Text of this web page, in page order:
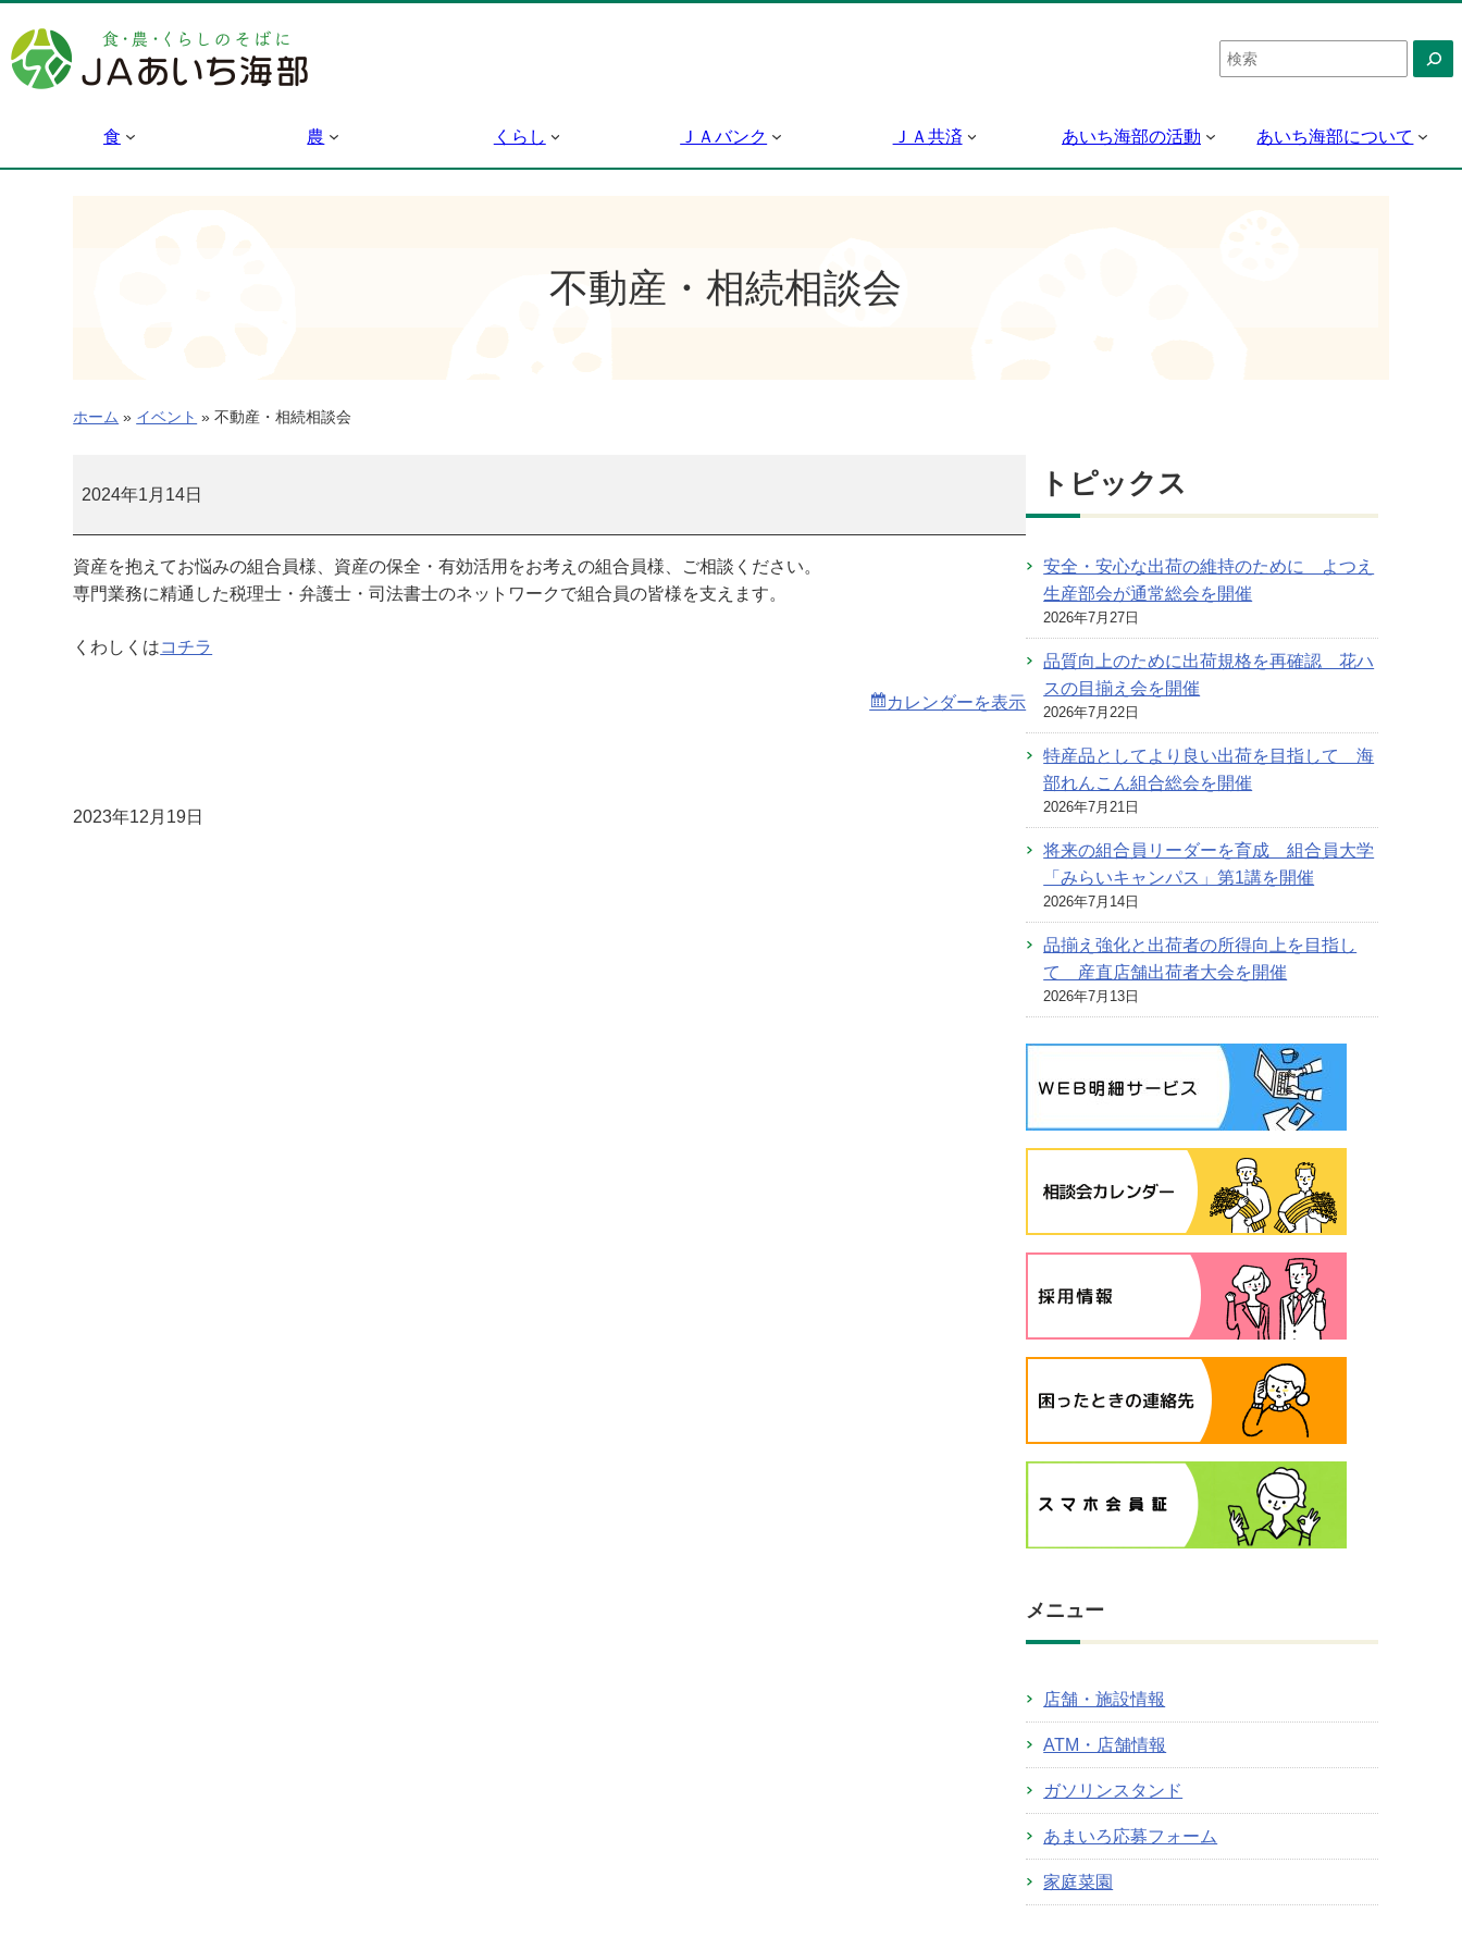
容
を
検
索
食 農 くらし ＪＡバンク ＪＡ共済 あいち海部の活動 あいち海部について
不動産・相続相談会
ホーム » イベント » 不動産・相続相談会
動
相
続
談
2024年1月14日
資産を抱えてお悩みの組合員様、資産の保全・有効活用をお考えの組合員様、ご相談ください。
専門業務に精通した税理士・弁護士・司法書士のネットワークで組合員の皆様を支えます。
くわしくはコチラ
カレンダーを表示
2023年12月19日
トピックス
安全・安心な出荷の維持のために よつえ
生産部会が通常総会を開催
2026年7月27日
品質向上のために出荷規格を再確認 花ハ
スの目揃え会を開催
2026年7月22日
特産品としてより良い出荷を目指して 海
部れんこん組合総会を開催
2026年7月21日
将来の組合員リーダーを育成 組合員大学
「みらいキャンパス」第1講を開催
2026年7月14日
品揃え強化と出荷者の所得向上を目指し
て 産直店舗出荷者大会を開催
2026年7月13日
メニュー
店舗・施設情報
ATM・店舗情報
ガソリンスタンド
あまいろ応募フォーム
家庭菜園